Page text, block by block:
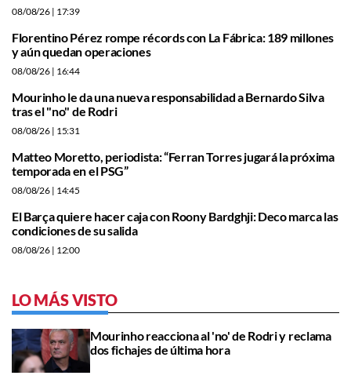
08/08/26 | 17:39
Florentino Pérez rompe récords con La Fábrica: 189 millones
y aún quedan operaciones
08/08/26 | 16:44
Mourinho le da una nueva responsabilidad a Bernardo Silva
tras el "no" de Rodri
08/08/26 | 15:31
Matteo Moretto, periodista: “Ferran Torres jugará la próxima
temporada en el PSG”
08/08/26 | 14:45
El Barça quiere hacer caja con Roony Bardghji: Deco marca las
condiciones de su salida
08/08/26 | 12:00
LO MÁS VISTO
Mourinho reacciona al 'no' de Rodri y reclama
dos fichajes de última hora